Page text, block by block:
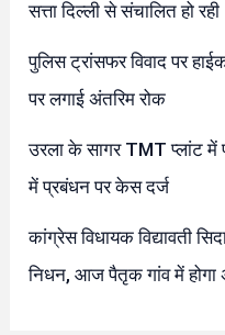
सत्ता दिल्ली से संचालित हो रही
पुलिस ट्रांसफर विवाद पर
पर लगाई अंतरिम रोक
उरला के सागर TMT प्लांट में
में प्रबंधन पर केस दर्ज
कांग्रेस विधायक विद्यावती
निधन, आज पैतृक गांव में होगा